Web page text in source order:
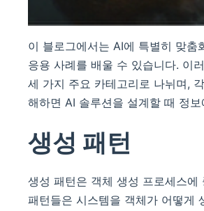
이 블로그에서는 AI에 특별히 맞
응용 사례를 배울 수 있습니다. 이
세 가지 주요 카테고리로 나뉘며,
해하면 AI 솔루션을 설계할 때 정
생성 패턴
생성 패턴은 객체 생성 프로세스
패턴들은 시스템을 객체가 어떻게